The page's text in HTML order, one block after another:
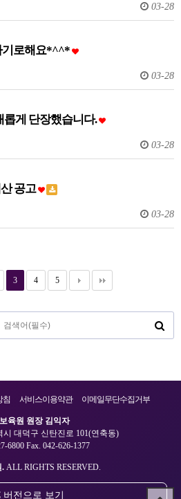
03-28
기로해요*^^*
03-28
게 단장했습니다.
03-28
공고
03-28
3 4 5
침 서비스이용약관 이메일무단수집거부
육원 원장 김익자
시 대덕구 신탄진로 101(연축동)
6800 Fax. 042-626-1377
.ALL RIGHTS RESERVED.
버전으로 보기